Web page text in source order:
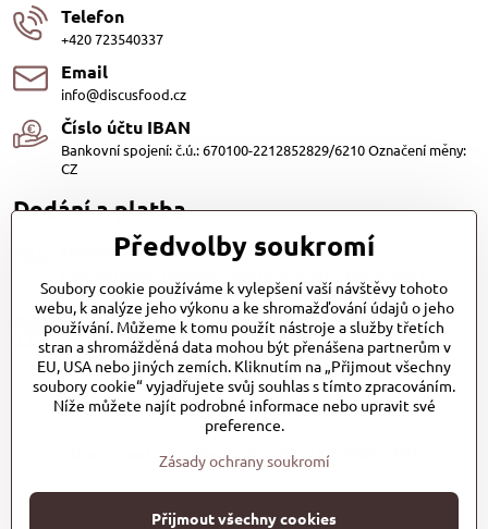
Telefon
+420 723540337
Email
info@discusfood.cz
Číslo účtu IBAN
Bankovní spojení: č.ú.: 670100-2212852829/6210 Označení měny:
CZ
Dodání a platba
Dodání
s.r.o. a Zásilkovna
Platby
Dobírkou (25,- Kč)
Bankovním převodem (zdarma)
Platba kartou (Zdarma)PayPal (Zdarma)
Při převzetí hotově nebo kartou (Zdarma)
DiscusFood-Česká-Republika-1025231930837700/
©2026Copyright
Předvolby soukromí
Soubory cookie používáme k vylepšení vaší návštěvy tohoto
webu, k analýze jeho výkonu a ke shromažďování údajů o jeho
používání. Můžeme k tomu použít nástroje a služby třetích
stran a shromážděná data mohou být přenášena partnerům v
EU, USA nebo jiných zemích. Kliknutím na „Přijmout všechny
soubory cookie“ vyjadřujete svůj souhlas s tímto zpracováním.
Níže můžete najít podrobné informace nebo upravit své
preference.
Zásady ochrany soukromí
Přijmout všechny cookies